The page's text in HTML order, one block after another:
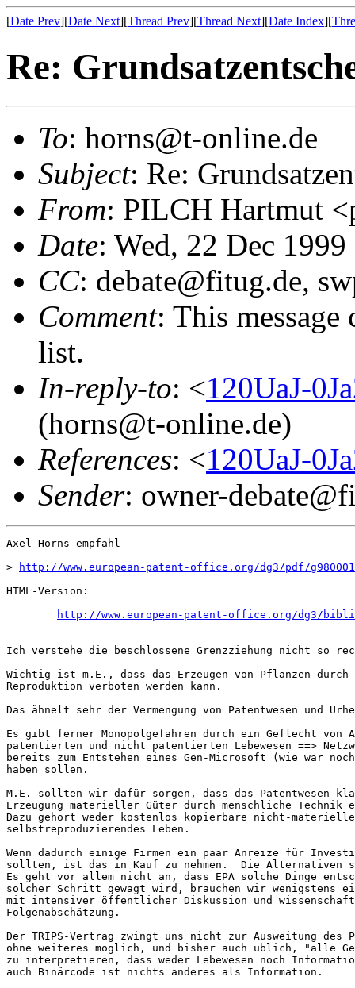
[Date Prev][Date Next][Thread Prev][Thread Next][Date Index][
Re:
To: horns@t-online.de
Subject: Re:
From: PILCH Hartmut
Date: Wed, 22 Dec
CC: debate@fitug.de,
Comment: This
list.
In-reply-to: <120UaJ-
(horns@t-online.de)
References: <120UaJ-
Sender: owner-
Axel Horns empfahl
>
http://www.european-patent-office.org/dg3/pdf/
HTML-Version:
http://www.european-patent-office.org/dg3/
Ich verstehe die beschlossene Grenzziehung nicht so
Wichtig ist m.E., dass das Erzeugen von Pflanzen
Reproduktion verboten werden kann.
Das ähnelt sehr der Vermengung von Patentwesen und
Es gibt ferner Monopolgefahren durch ein Geflecht von
patentierten und nicht patentierten Lebewesen ==>
bereits zum Entstehen eines Gen-Microsoft (wie war
haben sollen.
M.E. sollten wir dafür sorgen, dass das Patentwesen
Erzeugung materieller Güter durch menschliche Technik
Dazu gehört weder kostenlos kopierbare nicht-
selbstreproduzierendes Leben.
Wenn dadurch einige Firmen ein paar Anreize für
sollten, ist das in Kauf zu nehmen.  Die Alternativen
Es geht vor allem nicht an, dass EPA solche Dinge
solcher Schritt gewagt wird, brauchen wir wenigstens
mit intensiver öffentlicher Diskussion und
Folgenabschätzung.
Der TRIPS-Vertrag zwingt uns nicht zur Ausweitung des
ohne weiteres möglich, und bisher auch üblich, "alle
zu interpretieren, dass weder Lebewesen noch
auch Binärcode ist nichts anderes als Information.